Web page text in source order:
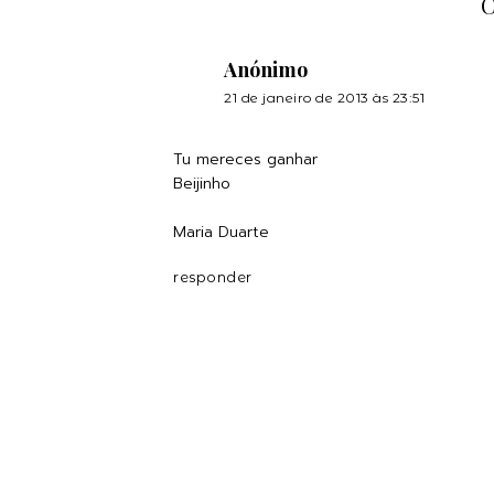
Anónimo
21 de janeiro de 2013 às 23:51
Tu mereces ganhar
Beijinho
Maria Duarte
responder